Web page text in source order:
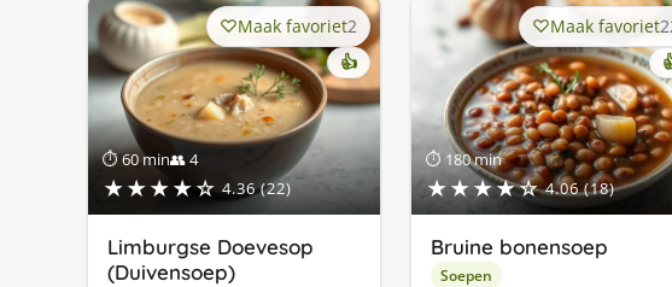
⏱ 60 min👥 4
★★★★☆ 4.36 (22)
Maak favoriet2
👍
Limburgse Doevesop
(Duivensoep)
⏱ 180 min
★★★★☆ 4.06 (18)
Maak favoriet
Bruine bonensoep
Soepen